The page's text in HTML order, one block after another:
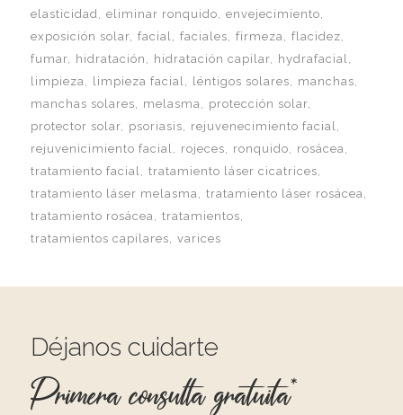
elasticidad
eliminar ronquido
envejecimiento
exposición solar
facial faciales firmeza
flacidez
fumar
hidratación hidratación capilar
hydrafacial
limpieza
limpieza facial léntigos solares
manchas
manchas solares
melasma
protección solar
protector solar
psoriasis
rejuvenecimiento facial
rejuvenicimiento facial
rojeces ronquido
rosácea
tratamiento facial
tratamiento láser cicatrices
tratamiento láser melasma
tratamiento láser rosácea
tratamiento rosácea
tratamientos
tratamientos capilares
varices
Déjanos cuidarte
Primera consulta gratuita*